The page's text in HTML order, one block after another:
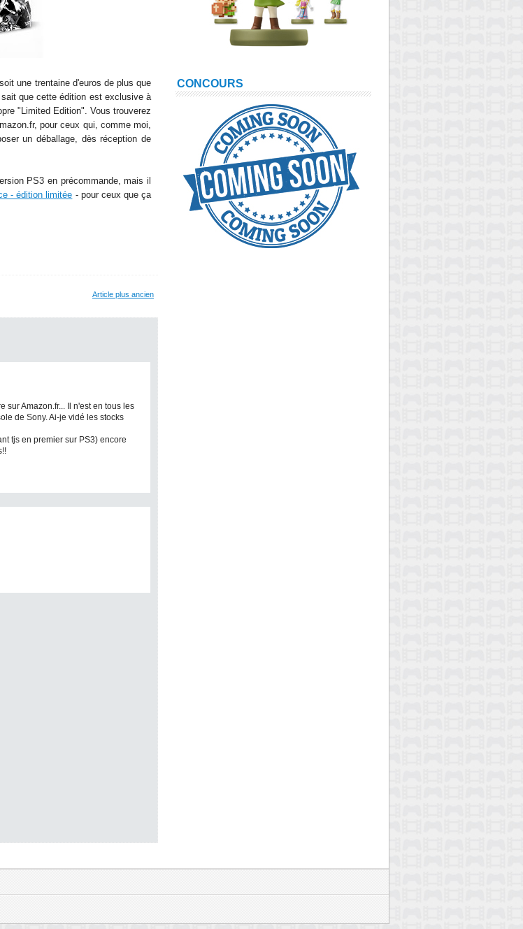
une trentaine d'euros de plus que
que cette édition est exclusiveà
"Limited Edition". Vous trouverez
pour ceux qui, comme moi,
un déballage, dès réception de
PS3 en précommande, mais il
- édition limitée - pour ceux que ça
Article plus ancien
sur Amazon.fr... Il n'est en tous les
de Sony. Ai-je vidé les stocks
tjs en premier sur PS3) encore
CONCOURS